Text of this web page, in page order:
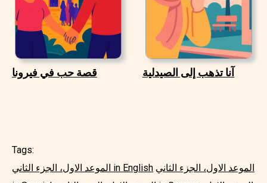
قصة حب في فيرونا آنا تذهب إلى الصيدلية
Tags:
الموعد الاول، الجزء الثاني in English الموعد الاول، الجزء الثاني